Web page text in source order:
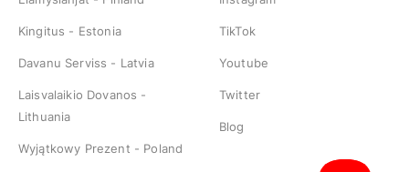
Kingitus - Estonia
Davanu Serviss - Latvia
Laisvalaikio Dovanos -
Lithuania
Wyjątkowy Prezent - Poland
TikTok
Youtube
Twitter
Blog